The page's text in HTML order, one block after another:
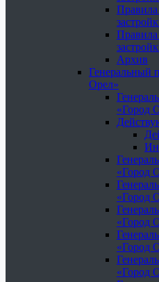
Правила
Правила
Архив
Генеральный
Орел»
«Город
«Город
«Город
«Город
«Город
«Город